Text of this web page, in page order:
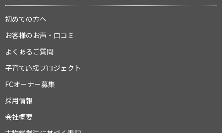
初めての方へ
お客様のお声・口コミ
よくあるご質問
子育て応援プロジェクト
FCオーナー募集
採用情報
会社概要